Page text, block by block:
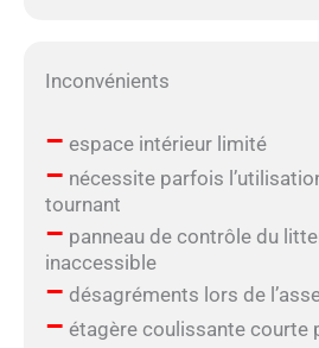
Inconvénients
– espace intérieur limité
– nécessite parfois
tournant
– panneau de contrôle du
inaccessible
– désagréments lors de
– étagère coulissante courte